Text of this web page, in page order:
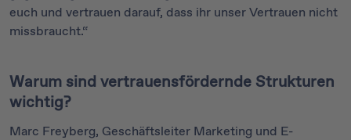
euch und vertrauen darauf, dass ihr unser Vertrauen nicht
missbraucht.“
Warum sind vertrauensfördernde Strukturen
wichtig?
Marc Freyberg, Geschäftsleiter Marketing und E-